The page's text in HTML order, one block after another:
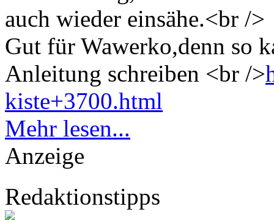
auch wieder einsähe.<br />
Gut für Wawerko,denn so
Anleitung schreiben <br />
kiste+3700.html
Mehr lesen...
Anzeige
Redaktionstipps